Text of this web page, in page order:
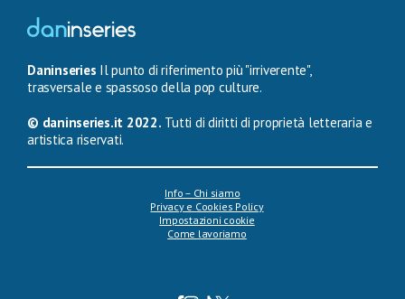
Daninseries Il punto di riferimento più "irriverente",
trasversale e spassoso della pop culture.
© daninseries.it 2022. Tutti di diritti di proprietà letteraria e
artistica riservati.
Info – Chi siamo
Privacy e Cookies Policy
Impostazioni cookie
Come lavoriamo